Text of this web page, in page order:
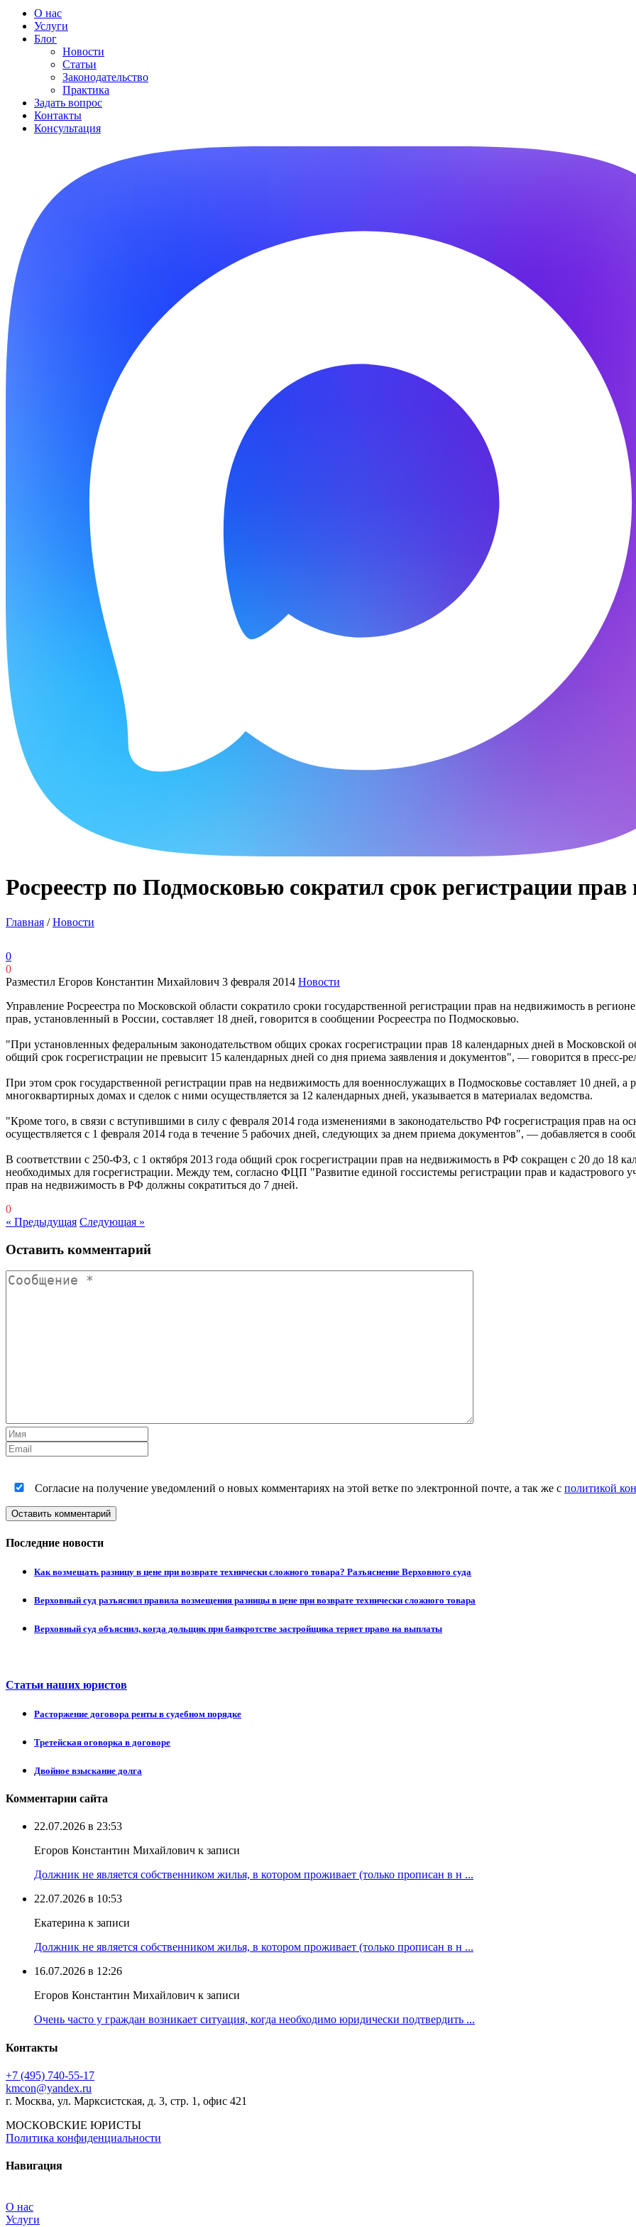
О нас
Услуги
Блог
Новости
Статьи
Законодательство
Практика
Задать вопрос
Контакты
Консультация
Росреестр по Подмосковью сократил срок регистрации
Главная /Новости
0
0
Разместил Егоров Константин Михайлович 3 февраля 2014 Новости
Управление Росреестра по Московской области сократило сроки государственной регистрации прав на недвижимость в
прав, установленный в России, составляет 18 дней, говорится в сообщении Росреестра по Подмосковью.
"При установленных федеральным законодательством общих сроках госрегистрации прав 18 календарных дней в Московской
общий срок госрегистрации не превысит 15 календарных дней со дня приема заявления и документов", — говорится в пресс-
При этом срок государственной регистрации прав на недвижимость для военнослужащих в Подмосковье составляет 10 дней,
многоквартирных домах и сделок с ними осуществляется за 12 календарных дней, указывается в материалах ведомства.
"Кроме того, в связи с вступившими в силу с февраля 2014 года изменениями в законодательство РФ госрегистрация прав на
осуществляется с 1 февраля 2014 года в течение 5 рабочих дней, следующих за днем приема документов", — добавляется в
В соответствии с 250-ФЗ, с 1 октября 2013 года общий срок госрегистрации прав на недвижимость в РФ сокращен с 20 до 18
необходимых для госрегистрации. Между тем, согласно ФЦП "Развитие единой госсистемы регистрации прав и кадастрового
прав на недвижимость в РФ должны сократиться до 7 дней.
0
« Предыдущая Следующая »
Оставить комментарий
Согласие на получение уведомлений о новых комментариях на этой ветке по электронной почте, а так же с политикой
Оставить комментарий
Последние новости
Как возмещать разницу в цене при возврате технически сложного товара? Разъяснение Верховного суда
Верховный суд разъяснил правила возмещения разницы в цене при возврате технически сложного товара
Верховный суд объяснил, когда дольщик при банкротстве застройщика теряет право на выплаты
Статьи наших юристов
Расторжение договора ренты в судебном порядке
Третейская оговорка в договоре
Двойное взыскание долга
Комментарии сайта
22.07.2026 в 23:53
Егоров Константин Михайлович к записи
Должник не является собственником жилья, в котором проживает (только прописан в н ...
22.07.2026 в 10:53
Екатерина к записи
Должник не является собственником жилья, в котором проживает (только прописан в н ...
16.07.2026 в 12:26
Егоров Константин Михайлович к записи
Очень часто у граждан возникает ситуация, когда необходимо юридически подтвердить ...
Контакты
+7 (495) 740‑55‑17
kmcon@yandex.ru
г. Москва, ул. Марксистская, д. 3, стр. 1, офис 421
МОСКОВСКИЕ ЮРИСТЫ
Политика конфиденциальности
Навигация
О нас
Услуги